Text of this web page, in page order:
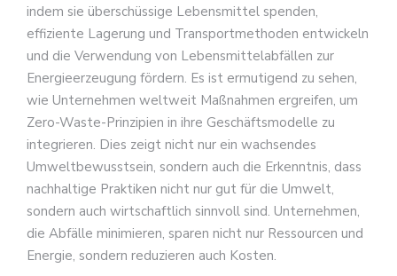
indem sie überschüssige Lebensmittel spenden,
effiziente Lagerung und Transportmethoden entwickeln
und die Verwendung von Lebensmittelabfällen zur
Energieerzeugung fördern. Es ist ermutigend zu sehen,
wie Unternehmen weltweit Maßnahmen ergreifen, um
Zero-Waste-Prinzipien in ihre Geschäftsmodelle zu
integrieren. Dies zeigt nicht nur ein wachsendes
Umweltbewusstsein, sondern auch die Erkenntnis, dass
nachhaltige Praktiken nicht nur gut für die Umwelt,
sondern auch wirtschaftlich sinnvoll sind. Unternehmen,
die Abfälle minimieren, sparen nicht nur Ressourcen und
Energie, sondern reduzieren auch Kosten.